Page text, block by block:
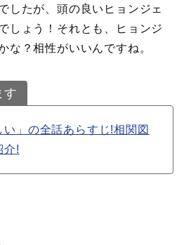
したが、頭の良いヒョンジェ
しょう！それとも、ヒョンジ
な？相性がいいんですね。
す
い」の全話あらすじ!相関図
介!